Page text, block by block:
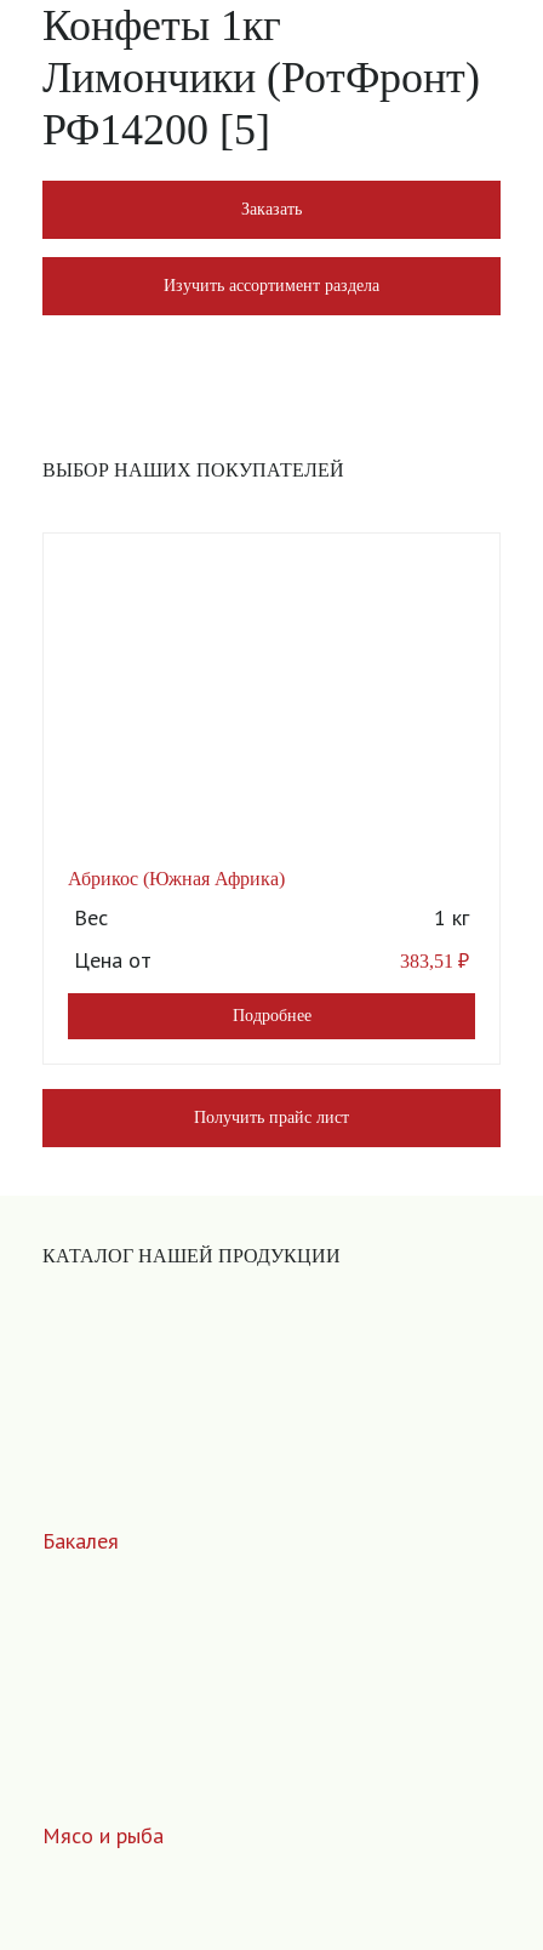
Конфеты 1кг
Лимончики (РотФронт)
РФ14200 [5]
Заказать
Изучить ассортимент раздела
ВЫБОР НАШИХ ПОКУПАТЕЛЕЙ
Абрикос (Южная Африка)
Вес
1 кг
Цена от
383,51 ₽
Подробнее
Получить прайс лист
КАТАЛОГ НАШЕЙ ПРОДУКЦИИ
Бакалея
Мясо и рыба